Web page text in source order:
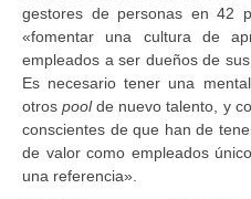
gestores de personas en 42
«fomentar una cultura de
empleados a ser dueños de
Es necesario tener una
otrospoolde nuevo talento, y
conscientes de que han de
de valor como empleados
una referencia».